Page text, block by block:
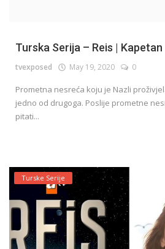
Turska Serija – Reis |
tvexposed May 19, 2020 0
Prometna nesreća koju je Nazli
jedno od drugoga. Poslije prometne
pitati...
Turske Serije